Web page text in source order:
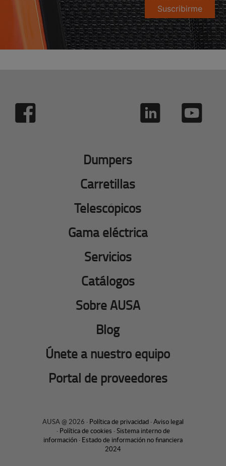
Suscribirme
Dumpers
Carretillas
Telescópicos
Gama eléctrica
Servicios
Catálogos
Sobre AUSA
Blog
Únete a nuestro equipo
Portal de proveedores
AUSA @ 2026 · Política de privacidad ·Aviso legal
· Política de cookies ·Sistema interno de
información · Estado de información no financiera
2024